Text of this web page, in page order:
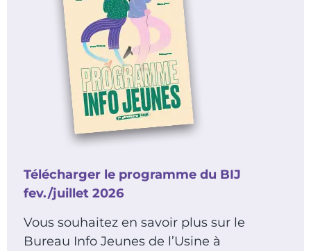
Télécharger le programme du BIJ
fev./juillet 2026
Vous souhaitez en savoir plus sur le
Bureau Info Jeunes de l’Usine à